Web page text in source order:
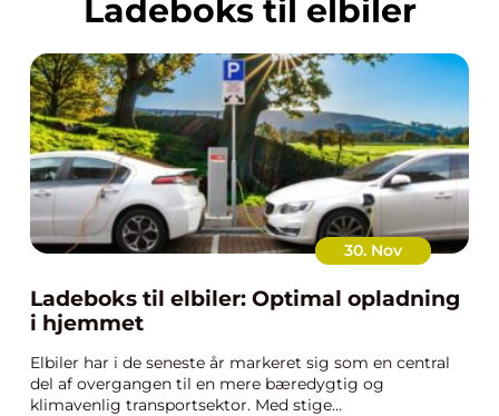
ladeboks til elbiler
30. Nov
Ladeboks til elbiler: Optimal opladning
i hjemmet
Elbiler har i de seneste år markeret sig som en central
del af overgangen til en mere bæredygtig og
klimavenlig transportsektor. Med stige...